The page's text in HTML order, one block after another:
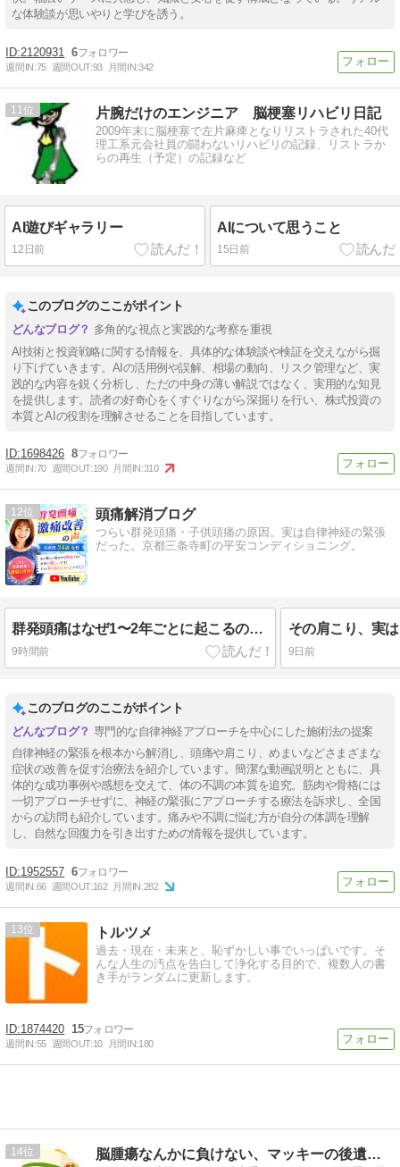
な体験談が思いやりと学びを誘う。
2120931 6
週間IN:75 週間OUT:93 月間IN:342
11 片腕だけのエンジニア 脳梗塞リハビリ日記
2009年末に脳梗塞で左片麻痺となりリストラされた40代
理工系元会社員の闘わないリハビリの記録、リストラか
らの再生（予定）の記録など
AI遊びギャラリー
12日前
AIについて思うこと
15日前
このブログのここがポイント
多角的な視点と実践的な考察を重視
AI技術と投資戦略に関する情報を、具体的な体験談や検証を交えながら掘
り下げていきます。AIの活用例や誤解、相場の動向、リスク管理など、実
践的な内容を鋭く分析し、ただの中身の薄い解説ではなく、実用的な知見
を提供します。読者の好奇心をくすぐりながら深掘りを行い、株式投資の
本質とAIの役割を理解させることを目指しています。
1698426 8
週間IN:70 週間OUT:190 月間IN:310
12 頭痛解消ブログ
つらい群発頭痛・子供頭痛の原因。実は自律神経の緊張
だった。京都三条寺町の平安コンディショニング。
群発頭痛はなぜ1〜2年ごとに起こるのか？「火山噴火」で知る痛みの正体 兵庫県34歳女性
9時間前 9日前
このブログのここがポイント
専門的な自律神経アプローチを中心にした施術法の提案
自律神経の緊張を根本から解消し、頭痛や肩こり、めまいなどさまざまな
症状の改善を促す治療法を紹介しています。簡潔な動画説明とともに、具
体的な成功事例や感想を交えて、体の不調の本質を追究。筋肉や骨格には
一切アプローチせずに、神経の緊張にアプローチする療法を訴求し、全国
からの訪問も紹介しています。痛みや不調に悩む方が自分の体調を理解
し、自然な回復力を引き出すための情報を提供しています。
1952557 6
週間IN:66 週間OUT:162 月間IN:282
13 トルツメ
過去・現在・未来と、恥ずかしい事でいっぱいです。そ
んな人生の汚点を告白して浄化する目的で、複数人の書
き手がランダムに更新します。
1874420 15
週間IN:55 週間OUT:10 月間IN:180
14 脳腫瘍なんかに負けない、マッキーの後遺症とともに生きる今